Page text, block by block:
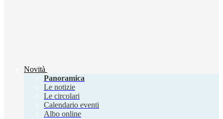
Novità
Panoramica
Le notizie
Le circolari
Calendario eventi
Albo online